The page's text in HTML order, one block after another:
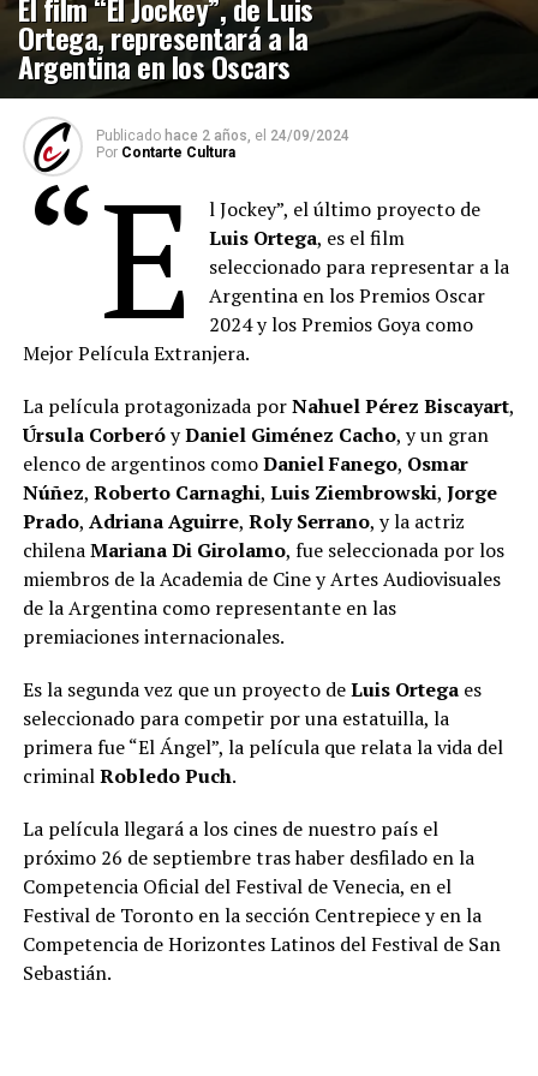
Ortega, representará a la
Argentina en los Oscars
Publicado hace 2 años, el 24/09/2024
Por Contarte Cultura
“E
l Jockey”, el último proyecto de
Luis Ortega, es el film
seleccionado para representar a la
Argentina en los Premios Oscar
2024 y los Premios Goya como
Mejor Película Extranjera.
La película protagonizada porNahuel Pérez Biscayart,
Úrsula CorberóyDaniel Giménez Cacho, y un gran
elenco de argentinos comoDaniel Fanego, Osmar
Núñez, Roberto Carnaghi, Luis Ziembrowski, Jorge
Prado, Adriana Aguirre, Roly Serrano, y la actriz
chilenaMariana Di Girolamo, fue seleccionada por los
miembros de la Academia de Cine y Artes Audiovisuales
de la Argentina como representante en las
premiaciones internacionales.
Es la segunda vez que un proyecto deLuis Ortegaes
seleccionado para competir por una estatuilla, la
primera fue “El Ángel”, la película que relata la vida del
criminalRobledo Puch.
La película llegará a los cines de nuestro país el
próximo 26 de septiembre tras haber desfilado en la
Competencia Oficial del Festival de Venecia, en el
Festival de Toronto en la sección Centrepiece y en la
Competencia de Horizontes Latinos del Festival de San
Sebastián.